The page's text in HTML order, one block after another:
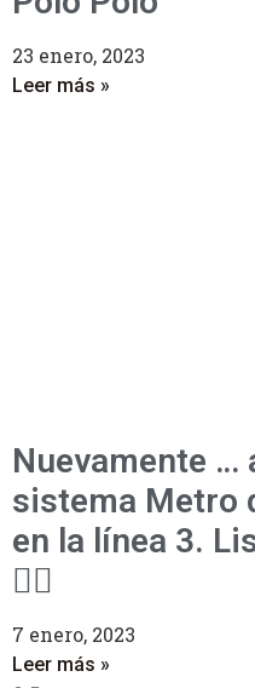
23 enero, 2023
Leer más »
Nuevamente …
sistema Metro
en la línea 3.
👇🏻
7 enero, 2023
Leer más »